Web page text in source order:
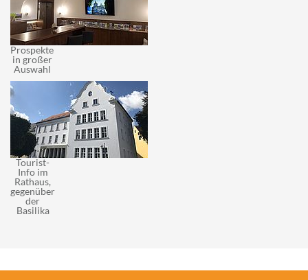
Prospekte
in großer
Auswahl
Tourist-
Info im
Rathaus,
gegenüber
der
Basilika